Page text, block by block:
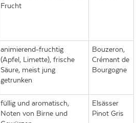
Frucht
animierend-fruchtig
(Apfel, Limette), frische
Säure, meist jung
getrunken
Bouzeron,
Crémant de
Bourgogne
füllig und aromatisch,
Noten von Birne und
Elsässer
Pinot Gris